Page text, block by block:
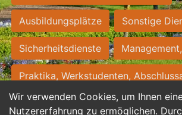
Wir verwenden Cookies, um Ihnen
Nutzererfahrung zu ermöglichen.
Ausbildungsplätze Sonstige
Sicherheitsdienste
Praktika, Werkstudenten,
Personalwesen Assistenz,